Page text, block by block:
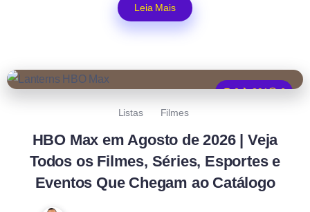
Leia Mais
0 201
6
Listas
Filmes
HBO Max em Agosto de 2026 | Veja
Todos os Filmes, Séries, Esportes e
Eventos Que Chegam ao Catálogo